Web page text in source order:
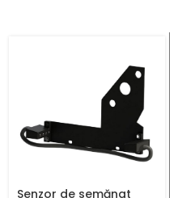
Senzor de semănat